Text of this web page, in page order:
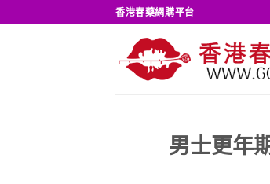
to
香港春藥網購平台
男士更年